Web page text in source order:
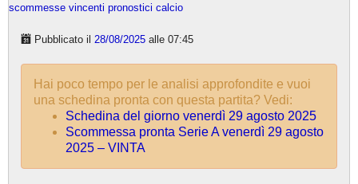
scommesse vincenti pronostici calcio
Pubblicato il 28/08/2025 alle 07:45
Hai poco tempo per le analisi approfondite e vuoi
una schedina pronta con questa partita? Vedi:
Schedina del giorno venerdì 29 agosto 2025
Scommessa pronta Serie A venerdì 29 agosto
2025 – VINTA